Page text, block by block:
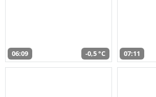
06:09 -0,5 °C 07:11